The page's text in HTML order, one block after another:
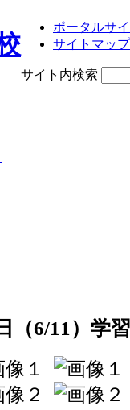
ポータルサ
サイトマップ
サイト内検索